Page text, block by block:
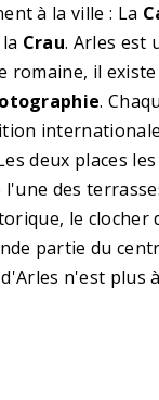
à la ville : La
Crau. Arles est
romaine, il
.
deux places
des
le clocher
partie du
n'est plus